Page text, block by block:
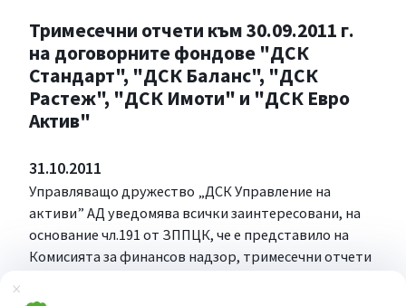
Затвори
Тримесечни отчети към 30.09.2011 г.
на договорните фондове "ДСК
Стандарт", "ДСК Баланс", "ДСК
Растеж", "ДСК Имоти" и "ДСК Евро
Актив"
31.10.2011
Управляващо дружество „ДСК Управление на
активи” АД уведомява всички заинтересовани, на
основание чл.191 от ЗППЦК, че е представило на
Комисията за финансов надзор, тримесечни отчети
договорни фондове – „ДСК Стандарт”, „ДСК